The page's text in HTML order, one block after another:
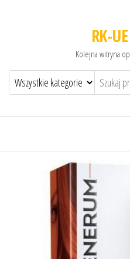
RK-
Kolejna witryna